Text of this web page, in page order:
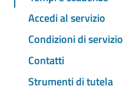
Accedi al servizio
Condizioni di servizio
Contatti
Strumenti di tutela